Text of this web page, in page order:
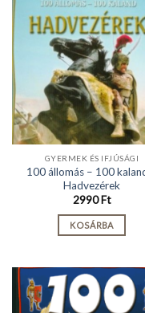
GYERMEK ÉS IFJÚSÁGI
100 állomás – 100
Hadvezérek
2990Ft
KOSÁRBA